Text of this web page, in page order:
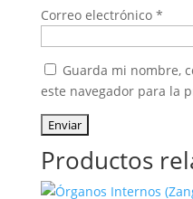
Correo electrónico *
Guarda mi nombre,
este navegador para la
Productos